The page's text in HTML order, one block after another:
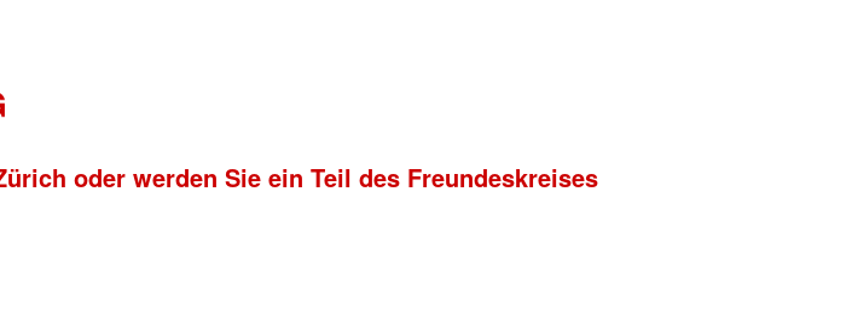
oder werden Sie ein Teil des Freundeskreises